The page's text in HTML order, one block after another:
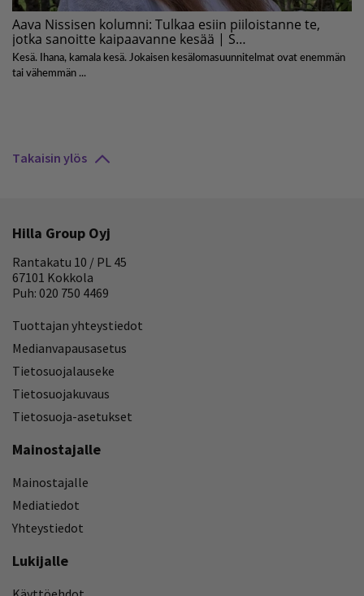
Takaisin ylös
Hilla Group Oyj
Rantakatu 10 / PL 45
67101 Kokkola
Puh: 020 750 4469
Tuottajan yhteystiedot
Medianvapausasetus
Tietosuojalauseke
Tietosuojakuvaus
Tietosuoja-asetukset
Mainostajalle
Mainostajalle
Mediatiedot
Yhteystiedot
Lukijalle